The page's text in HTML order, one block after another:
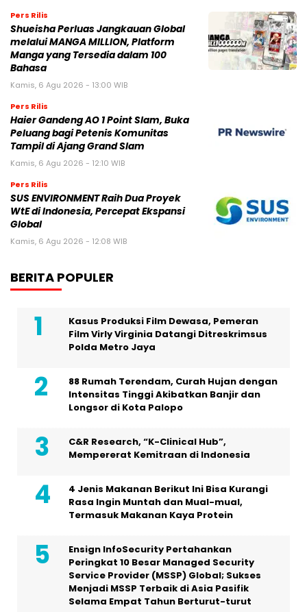
Pers Rilis
Shueisha Perluas Jangkauan Global
melalui MANGA MILLION, Platform
Manga yang Tersedia dalam 100
Bahasa
Kamis, 6 Agu 2026 - 13:00 WIB
Pers Rilis
Haier Gandeng AO 1 Point Slam, Buka
Peluang bagi Petenis Komunitas
Tampil di Ajang Grand Slam
Kamis, 6 Agu 2026 - 12:10 WIB
Pers Rilis
SUS ENVIRONMENT Raih Dua Proyek
WtE di Indonesia, Percepat Ekspansi
Global
Kamis, 6 Agu 2026 - 12:08 WIB
BERITA POPULER
Kasus Produksi Film Dewasa, Pemeran
Film Virly Virginia Datangi Ditreskrimsus
Polda Metro Jaya
88 Rumah Terendam, Curah Hujan dengan
Intensitas Tinggi Akibatkan Banjir dan
Longsor di Kota Palopo
C&R Research, “K-Clinical Hub”,
Mempererat Kemitraan di Indonesia
4 Jenis Makanan Berikut Ini Bisa Kurangi
Rasa Ingin Muntah dan Mual-mual,
Termasuk Makanan Kaya Protein
Ensign InfoSecurity Pertahankan
Peringkat 10 Besar Managed Security
Service Provider (MSSP) Global; Sukses
Menjadi MSSP Terbaik di Asia Pasifik
Selama Empat Tahun Berturut-turut